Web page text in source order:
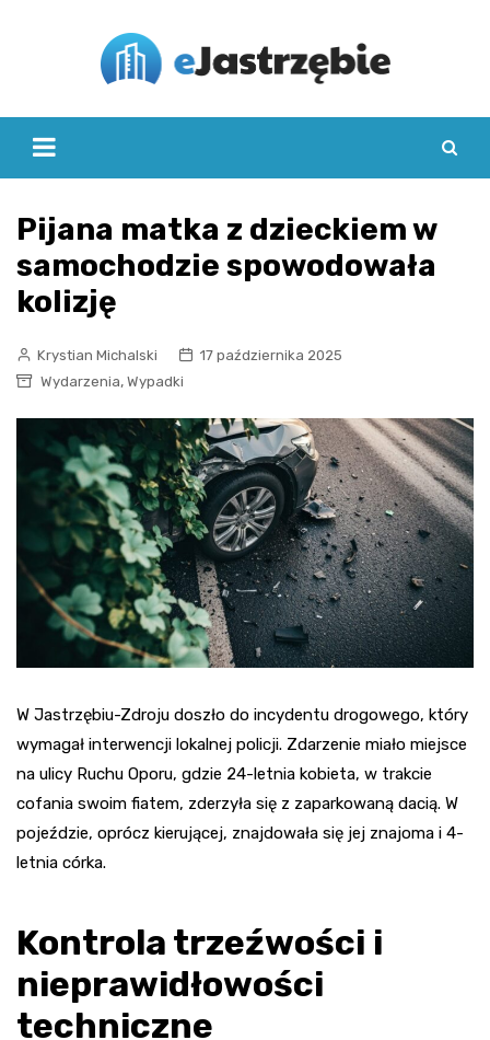
Pijana matka z dzieckiem w
samochodzie spowodowała
kolizję
Krystian Michalski
17 października 2025
Wydarzenia, Wypadki
W Jastrzębiu-Zdroju doszło do incydentu drogowego, który
wymagał interwencji lokalnej policji. Zdarzenie miało miejsce
na ulicy Ruchu Oporu, gdzie 24-letnia kobieta, w trakcie
cofania swoim fiatem, zderzyła się z zaparkowaną dacią. W
pojeździe, oprócz kierującej, znajdowała się jej znajoma i 4-
letnia córka.
Kontrola trzeźwości i
nieprawidłowości
techniczne